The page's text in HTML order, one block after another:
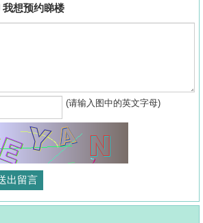
我想预约睇楼
(请输入图中的英文字母)